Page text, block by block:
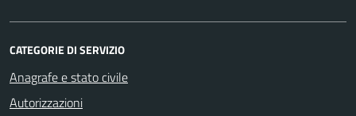
CATEGORIE DI SERVIZIO
Anagrafe e stato civile
Autorizzazioni